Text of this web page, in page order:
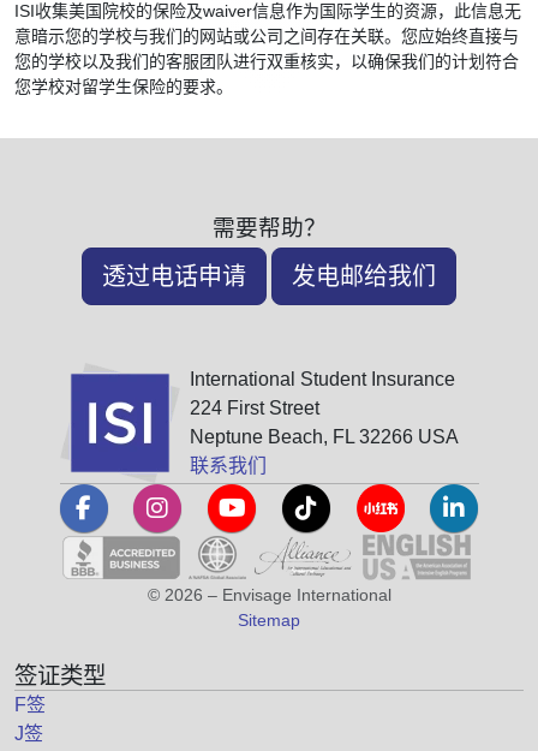
ISI收集美国院校的保险及waiver信息作为国际学生的资源，此信息无
意暗示您的学校与我们的网站或公司之间存在关联。您应始终直接与
您的学校以及我们的客服团队进行双重核实，以确保我们的计划符合
您学校对留学生保险的要求。
需要帮助？
透过电话申请 发电邮给我们
International Student Insurance
224 First Street
Neptune Beach, FL 32266 USA
联系我们
© 2026 – Envisage International
Sitemap
签证类型
F签
J签